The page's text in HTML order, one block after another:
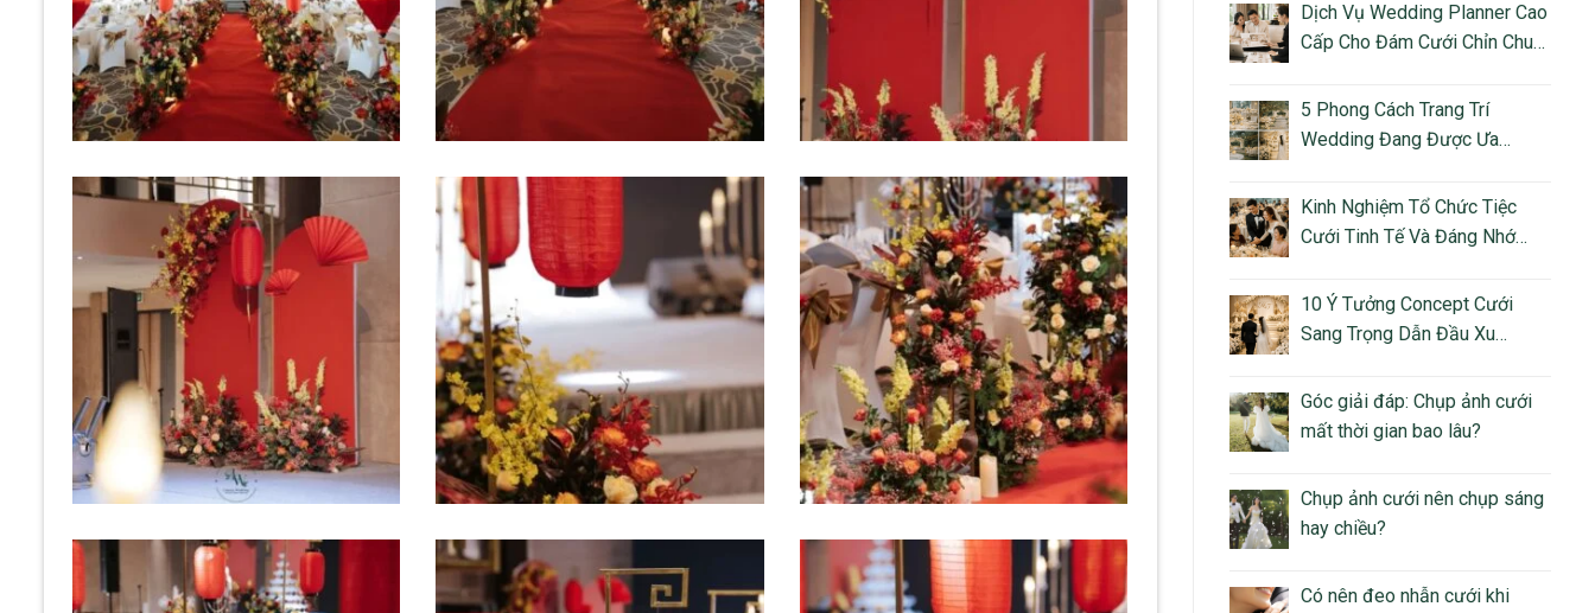
Dịch Vụ Wedding Planner Cao
Cấp Cho Đám Cưới Chỉn Chu
5 Phong Cách Trang Trí
Wedding Đang Được Ưa
Kinh Nghiệm Tổ Chức Tiệc
Cưới Tinh Tế Và Đáng Nhớ
10 Ý Tưởng Concept Cưới
Sang Trọng Dẫn Đầu Xu
Góc giải đáp: Chụp ảnh cưới
mất thời gian bao lâu?
Chụp ảnh cưới nên chụp sáng
hay chiều?
Có nên đeo nhẫn cưới khi